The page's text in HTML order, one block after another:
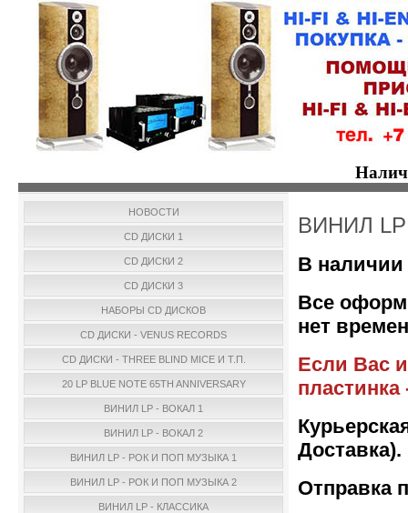
НОВОСТИ
CD ДИСКИ 1
CD ДИСКИ 2
CD ДИСКИ 3
НАБОРЫ CD ДИСКОВ
CD ДИСКИ - VENUS RECORDS
CD ДИСКИ - THREE BLIND MICE И Т.П.
20 LP BLUE NOTE 65TH ANNIVERSARY
ВИНИЛ LP - ВОКАЛ 1
ВИНИЛ LP - ВОКАЛ 2
ВИНИЛ LP - РОК И ПОП МУЗЫКА 1
ВИНИЛ LP - РОК И ПОП МУЗЫКА 2
ВИНИЛ LP - КЛАССИКА
ВИНИЛ
В наличии
Все
нет
Если Вас
Доставка).
Отправка